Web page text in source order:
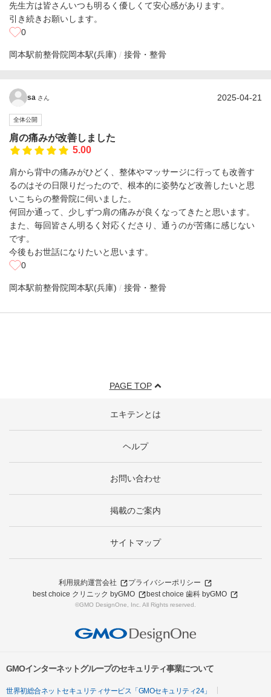
先生方は皆さんいつも明るく優しくて安心感があります。
引き続きお願いします。
0
岡本駅前整骨院岡本駅(兵庫) 接骨・整骨
sa さん 2025-04-21
全体公開
肩の痛みが改善しました
5.00
肩から背中の痛みがひどく、整体やマッサージに行っても改善す
るのはその日限りだったので、根本的に姿勢など改善したいと思
いこちらの整骨院に伺いました。
何回か通って、少しずつ肩の痛みが良くなってきたと思います。
また、毎回皆さん明るく対応くださり、通うのが苦痛に感じない
です。
今後もお世話になりたいと思います。
0
岡本駅前整骨院岡本駅(兵庫) 接骨・整骨
PAGE TOP
エキテンとは
ヘルプ
お問い合わせ
掲載のご案内
サイトマップ
利用規約運営会社
プライバシーポリシー
best choice クリニック byGMO
best choice 歯科 byGMO
©GMO DesignOne, Inc. All Rights reserved.
GMOインターネットグループのセキュリティ事業について
世界初総合ネットセキュリティサービス「GMOセキュリティ24」